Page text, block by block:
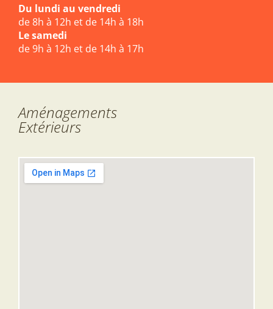
Du lundi au vendredi
de 8h à 12h et de 14h à 18h
Le samedi
de 9h à 12h et de 14h à 17h
Aménagements
Extérieurs